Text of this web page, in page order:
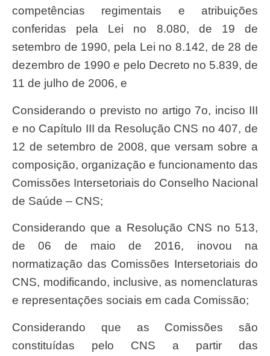
competências regimentais e atribuições
conferidas pela Lei no 8.080, de 19 de
setembro de 1990, pela Lei no 8.142, de 28 de
dezembro de 1990 e pelo Decreto no 5.839, de
11 de julho de 2006, e
Considerando o previsto no artigo 7o, inciso III
e no Capítulo III da Resolução CNS no 407, de
12 de setembro de 2008, queversam sobre a
composição, organização e funcionamento das
Comissões Intersetoriais do Conselho Nacional
de Saúde – CNS;
Considerando que a Resolução CNS no 513,
de 06 de maiode 2016, inovou na
normatização das Comissões Intersetoriais do
CNS, modificando, inclusive, as nomenclaturas
e representações sociais em cada Comissão;
Considerando que as Comissões são
constituídas pelo CNS a partir das